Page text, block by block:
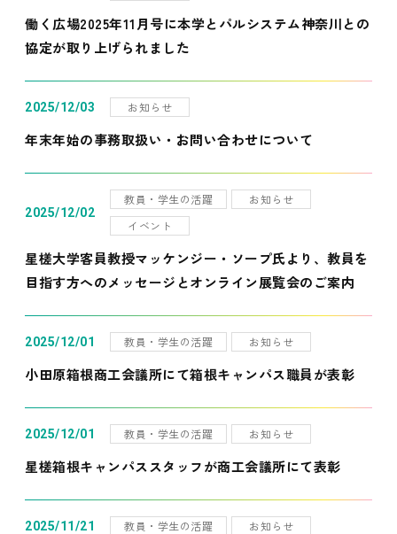
働く広場2025年11月号に本学とパルシステム神奈川との
協定が取り上げられました
2025/12/03 お知らせ
年末年始の事務取扱い・お問い合わせについて
2025/12/02
教員・学生の活躍
お知らせ
イベント
星槎大学客員教授マッケンジー・ソープ氏より、教員を
目指す方へのメッセージとオンライン展覧会のご案内
2025/12/01 教員・学生の活躍 お知らせ
小田原箱根商工会議所にて箱根キャンパス職員が表彰
2025/12/01 教員・学生の活躍 お知らせ
星槎箱根キャンパススタッフが商工会議所にて表彰
2025/11/21 教員・学生の活躍 お知らせ